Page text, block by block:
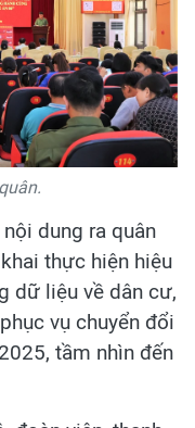
dung ra quân
thực hiện hiệu
dữ liệu về dân cư,
vụ chuyển đổi
tầm nhìn đến